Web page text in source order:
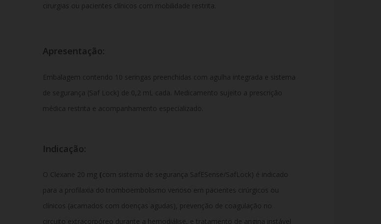
cirurgias ou pacientes clínicos com mobilidade restrita.
Apresentação:
Embalagem contendo 10 seringas preenchidas com agulha integrada e sistema
de segurança (Saf Lock) de 0,2 mL cada. Medicamento sujeito a prescrição
médica restrita e acompanhamento especializado.
Indicação:
O Clexane 20 mg (com sistema de segurança SafESense/SafLock) é indicado
para a profilaxia do tromboembolismo venoso em pacientes cirúrgicos ou
clínicos (acamados com doenças agudas), prevenção de coagulação no
circuito extracorpóreo durante a hemodiálise, e tratamento de angina instável